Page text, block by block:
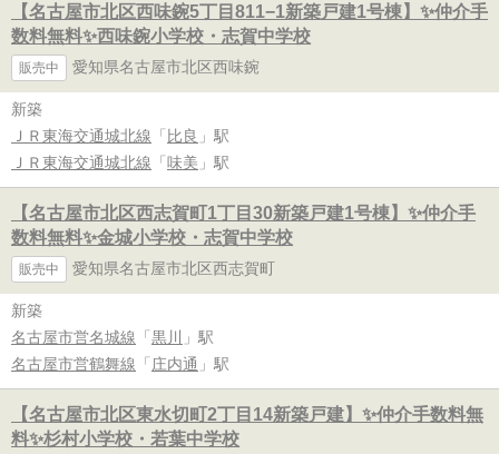
【名古屋市北区西味鋺5丁目811−1新築戸建1号棟】✨️仲介手
数料無料✨️西味鋺小学校・志賀中学校
販売中 愛知県名古屋市北区西味鋺
新築
ＪＲ東海交通城北線 「 比良 」駅
ＪＲ東海交通城北線 「 味美 」駅
【名古屋市北区西志賀町1丁目30新築戸建1号棟】✨️仲介手
数料無料✨️金城小学校・志賀中学校
販売中 愛知県名古屋市北区西志賀町
新築
名古屋市営名城線 「 黒川
」駅
名古屋市営鶴舞線 「 庄内通 」駅
【名古屋市北区東水切町2丁目14新築戸建】✨️仲介手数料無
料✨️杉村小学校・若葉中学校